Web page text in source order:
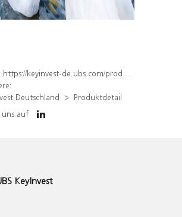
https://keyinvest-de.ubs.com/produkt/detail/index/isin/DE000WA70J32
Deutschland
Produktdetail
uns auf
KeyInvest